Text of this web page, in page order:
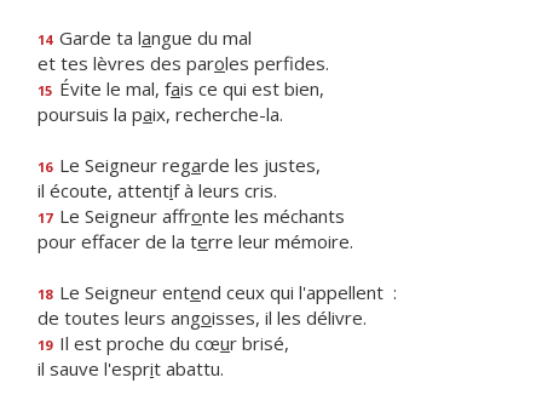
14 Garde ta langue du mal
et tes lèvres des paroles perfides.
15 Évite le mal, fais ce qui est bien,
poursuis la paix, recherche-la.
16 Le Seigneur regarde les justes,
il écoute, attentif à leurs cris.
17 Le Seigneur affronte les méchants
pour effacer de la terre leur mémoire.
18 Le Seigneur entend ceux qui l'appellent :
de toutes leurs angoisses, il les délivre.
19 Il est proche du cœur brisé,
il sauve l'esprit abattu.